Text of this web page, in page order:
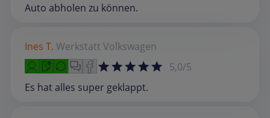
Auto abholen zu können.
Ines T. Werkstatt Volkswagen
5,0/5
Es hat alles super geklappt.